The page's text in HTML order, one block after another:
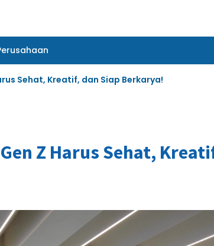
Sehat, Kreatif, dan Siap Berkarya!
Z Harus Sehat,